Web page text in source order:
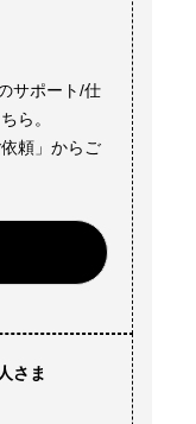
サポート/仕
ら。
頼」からご
さま